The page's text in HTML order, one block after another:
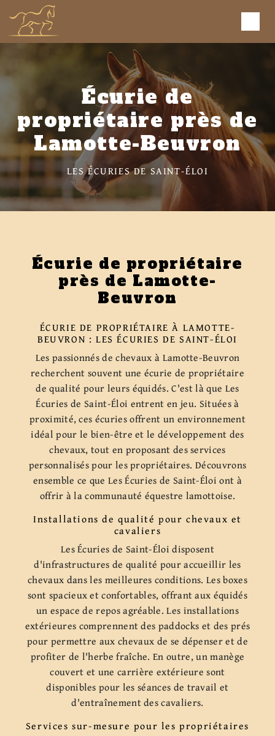
Écurie de
propriétaire près de
Lamotte-Beuvron
LES ÉCURIES DE SAINT-ÉLOI
Écurie de propriétaire
près de Lamotte-
Beuvron
ÉCURIE DE PROPRIÉTAIRE À LAMOTTE-
BEUVRON : LES ÉCURIES DE SAINT-ÉLOI
Les passionnés de chevaux à Lamotte-Beuvron
recherchent souvent une écurie de propriétaire
de qualité pour leurs équidés. C'est là que Les
Écuries de Saint-Éloi entrent en jeu. Situées à
proximité, ces écuries offrent un environnement
idéal pour le bien-être et le développement des
chevaux, tout en proposant des services
personnalisés pour les propriétaires. Découvrons
ensemble ce que Les Écuries de Saint-Éloi ont à
offrir à la communauté équestre lamottoise.
Installations de qualité pour chevaux et
cavaliers
Les Écuries de Saint-Éloi disposent
d'infrastructures de qualité pour accueillir les
chevaux dans les meilleures conditions. Les boxes
sont spacieux et confortables, offrant aux équidés
un espace de repos agréable. Les installations
extérieures comprennent des paddocks et des prés
pour permettre aux chevaux de se dépenser et de
profiter de l'herbe fraîche. En outre, un manège
couvert et une carrière extérieure sont
disponibles pour les séances de travail et
d'entraînement des cavaliers.
Services sur-mesure pour les propriétaires
Panneau de gestion des cookies